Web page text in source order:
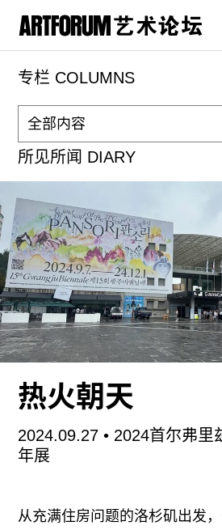
artguide
新闻
展评
杂志
专栏
视频
ENGLISH
ART & EDUCATION
广告
订阅
往期内容
联系我们
专栏 COLUMNS
所见所闻 DIARY
热火朝天
2024.09.27• 2024首尔弗里
年展
从充满住房问题的洛杉矶出发